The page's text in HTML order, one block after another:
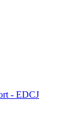
- EDCJ